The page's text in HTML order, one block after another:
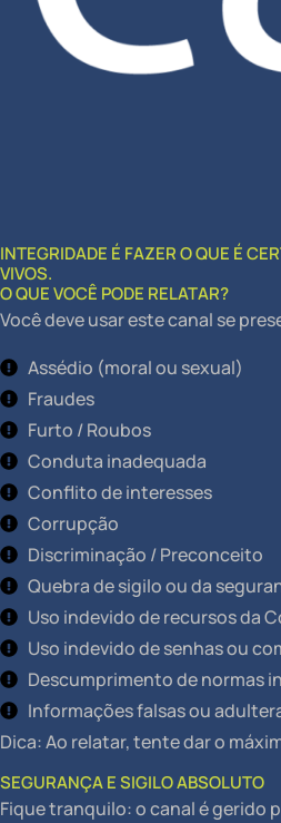
INTEGRIDADE É FAZER O QUE É
VIVOS.
O QUE VOCÊ PODE RELATAR?
Você deve usar este canal se
Assédio (moral ou sexual)
Fraudes
Furto / Roubos
Conduta inadequada
Conflito de interesses
Corrupção
Discriminação / Preconceito
Quebra de sigilo ou da
Uso indevido de recursos da
Uso indevido de senhas ou
Descumprimento de normas
Informações falsas ou
Dica: Ao relatar, tente dar o
SEGURANÇA E SIGILO ABSOLUTO
Fique tranquilo: o canal é gerido